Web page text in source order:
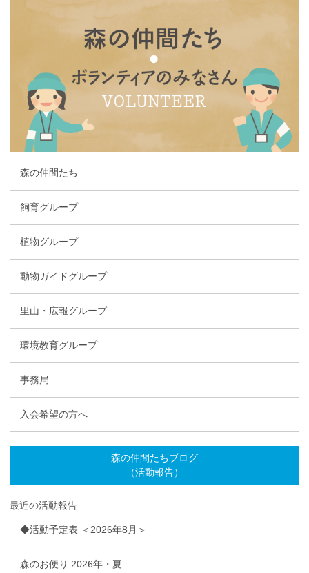
森の仲間たち
飼育グループ
植物グループ
動物ガイドグループ
里山・広報グループ
環境教育グループ
事務局
入会希望の方へ
森の仲間たちブログ
（活動報告）
最近の活動報告
◆活動予定表 ＜2026年8月＞
森のお便り 2026年・夏